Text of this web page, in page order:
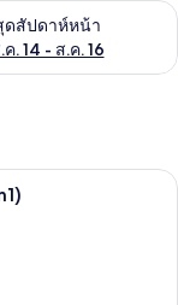
. 7 - ส.ค. 9
ดสัปดาห์หน้า
ค. 14 - ส.ค. 16
ำนวนห้องพักว่างใน